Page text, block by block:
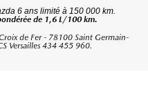
6 ans limité à 150 000 km.
de 1,6 L/100 km.
de Fer - 78100 Saint Germain-
Versailles 434 455 960.